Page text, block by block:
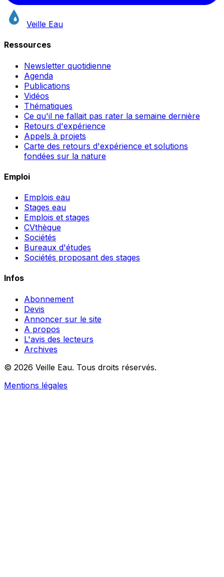
Veille Eau
Ressources
Newsletter quotidienne
Agenda
Publications
Vidéos
Thématiques
Ce qu'il ne fallait pas rater la semaine dernière
Retours d'expérience
Appels à projets
Carte des retours d'expérience et solutions
fondées sur la nature
Emploi
Emplois eau
Stages eau
Emplois et stages
CVthèque
Sociétés
Bureaux d'études
Sociétés proposant des stages
Infos
Abonnement
Devis
Annoncer sur le site
A propos
L'avis des lecteurs
Archives
© 2026 Veille Eau. Tous droits réservés.
Mentions légales